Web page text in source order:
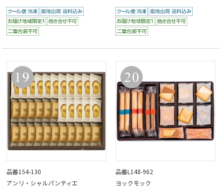
品番154-130
アンリ・シャルパンティエ
品番L148-962
ヨックモック